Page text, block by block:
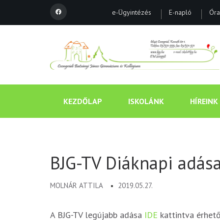
e-Ügyintézés E-napló
KEZDŐLAP ISKOLÁNK HÍREINK
BJG-TV Diáknapi
MOLNÁR ATTILA 2019.05.27.
A BJG-TV legújabb adása IDE kattintva